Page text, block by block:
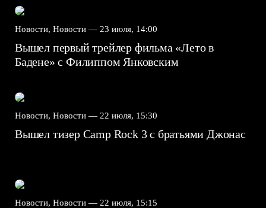
Новости, Новости — 23 июля, 14:00
Вышел первый трейлер фильма «Лето в
Бадене» с Филиппом Янковским
Новости, Новости — 22 июля, 15:30
Вышел тизер Camp Rock 3 с братьями Джонас
Новости, Новости — 22 июля, 15:15